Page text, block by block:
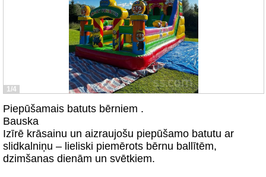
1/4
Piepūšamais batuts bērniem .
Bauska
Izīrē krāsainu un aizraujošu piepūšamo batutu ar
slidkalniņu – lieliski piemērots bērnu ballītēm,
dzimšanas dienām un svētkiem.